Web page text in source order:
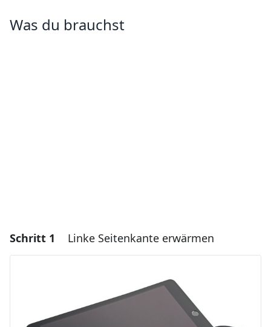
Was du brauchst
Schritt 1 Linke Seitenkante erwärmen